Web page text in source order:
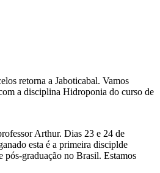
retorna a Jaboticabal. Vamos
a disciplina Hidroponia do curso de
Arthur. Dias 23 e 24 de
esta é a primeira disciplde
graduação no Brasil. Estamos